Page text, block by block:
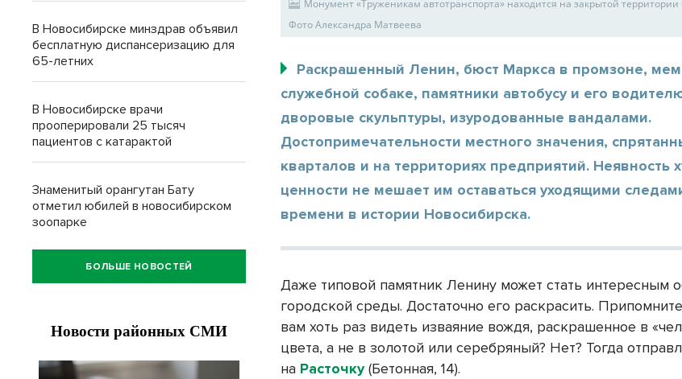
Монумент «Труженикам автотранспорта» находится на закрытой
Фото Александра Матвеева
Раскрашенный Ленин, бюст Маркса в промзоне,
служебной собаке, памятники автобусу и его
дворовые скульптуры, изуродованные вандалами.
Достопримечательности местного значения,
кварталов и на территориях предприятий. Неявность
ценности не мешает им оставаться уходящими
времени в истории Новосибирска.
Даже типовой памятник Ленину может стать интересным
городской среды. Достаточно его раскрасить.
вам хоть раз видеть изваяние вождя, раскрашенное в
цвета, а не в золотой или серебряный? Нет? Тогда
на Расточку(Бетонная, 14).
В Новосибирске минздрав объявил
бесплатную диспансеризацию для
65-летних
В Новосибирске врачи
прооперировали 25 тысяч
пациентов с катарактой
Знаменитый орангутан Бату
отметил юбилей в новосибирском
зоопарке
БОЛЬШЕ НОВОСТЕЙ